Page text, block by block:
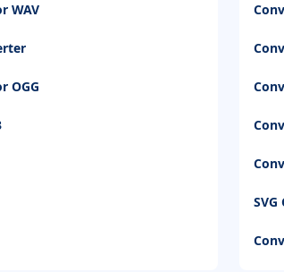
WAV
OGG